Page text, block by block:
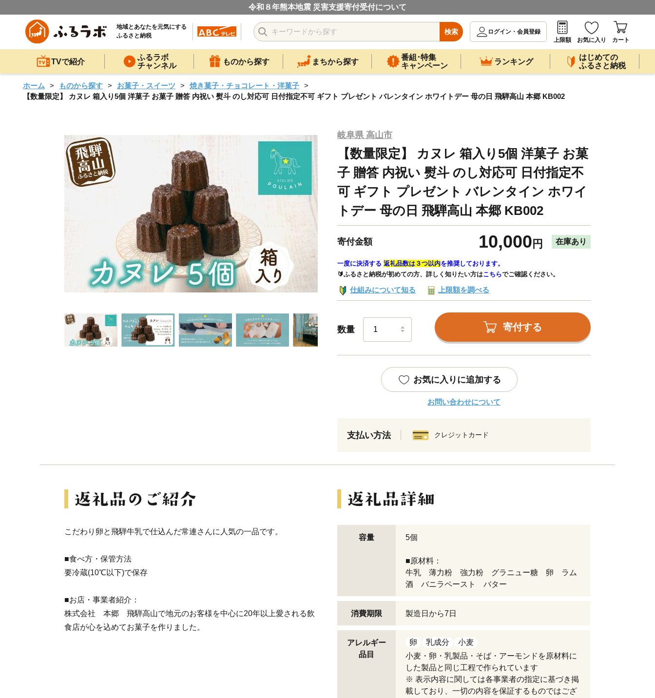
令和８年熊本地震 災害支援寄付受付について
地域とあなたを元気にする
ふるさと納税
検索
ログイン・会員登録
上限額
お気に入り カート
TVで紹介
ふるラボ
チャンネル
ものから探す まちから探す
番組･特集
キャンペーン
ランキング
はじめての
ふるさと納税
ホーム ものから探す お菓子・スイーツ
焼き菓子・チョコレート・洋菓子
【数量限定】 カヌレ 箱入り5個 洋菓子 お菓子 贈答 内祝い 熨斗 のし対応可 日付指定不可 ギフト プレゼント バレンタイン ホワイトデー 母の日 飛騨高山 本郷 KB002
岐阜県 高山市
【数量限定】 カヌレ 箱入り5個 洋菓子 お菓
子 贈答 内祝い 熨斗 のし対応可 日付指定不
可 ギフト プレゼント バレンタイン ホワイ
トデー 母の日 飛騨高山 本郷 KB002
寄付金額 10,000 円 在庫あり
一度に決済する 返礼品数は３つ以内を推奨しております。
🔰ふるさと納税が初めての方、詳しく知りたい方はこちらでご確認ください。
仕組みについて知る 上限額を調べる
数量 寄付する
お気に入りに追加する
お問い合わせについて
支払い方法 クレジットカード
こだわり卵と飛騨牛乳で仕込んだ常連さんに人気の一品です。
■食べ方・保管方法
要冷蔵(10℃以下)で保存
■お店・事業者紹介：
株式会社 本郷 飛騨高山で地元のお客様を中心に20年以上愛される飲
食店が心を込めてお菓子を作りました。
容量 5個
■原材料：
牛乳 薄力粉 強力粉 グラニュー糖 卵 ラム
酒 バニラペースト バター
消費期限 製造日から7日
アレルギー
品目
卵 乳成分
小麦
小麦・卵・乳製品・そば・アーモンドを原材料に
した製品と同じ工程で作られています
※ 表示内容に関しては各事業者の指定に基づき掲
載しており、一切の内容を保証するものではござ